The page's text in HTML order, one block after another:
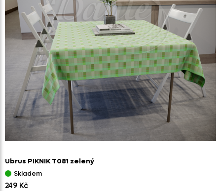
Ubrus PIKNIK T081 zelený
Skladem
249 Kč